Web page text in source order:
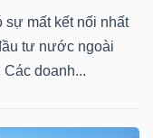
sự mất kết nối nhất
tư nước ngoài
doanh...